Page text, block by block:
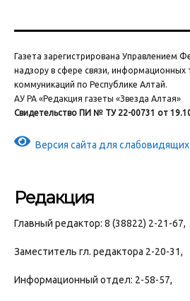
Газета зарегистрирована Управлением
надзору в сфере связи, информационных
коммуникаций по Республике Алтай.
АУ РА «Редакция газеты «Звезда Алтая»
Свидетельство ПИ № ТУ 22-00731 от
Версия сайта для слабовидящих
Редакция
Главный редактор: 8 (38822) 2-21-67,
Заместитель гл. редактора 2-20-31,
Информационный отдел: 2-58-57,